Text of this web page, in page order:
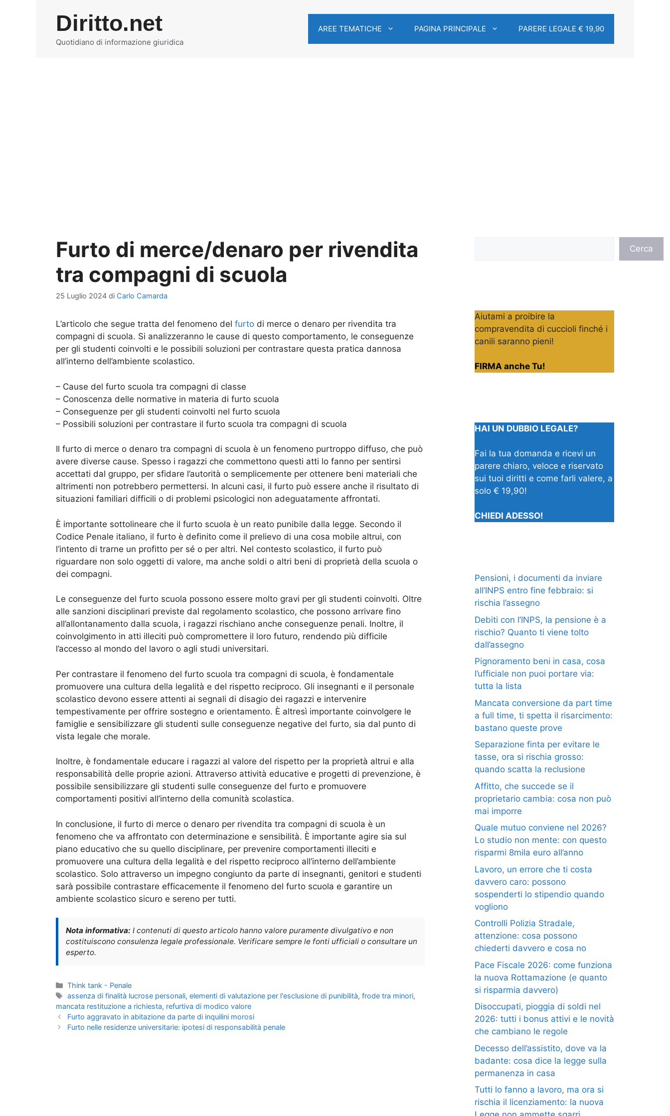
Diritto.net
Quotidiano di informazione giuridica
AREE TEMATICHE PAGINA PRINCIPALE PARERE LEGALE € 19,90
Furto di merce/denaro per rivendita
tra compagni di scuola
25 Luglio 2024 di Carlo Camarda
L’articolo che segue tratta del fenomeno del furto di merce o denaro per rivendita tra
compagni di scuola. Si analizzeranno le cause di questo comportamento, le conseguenze
per gli studenti coinvolti e le possibili soluzioni per contrastare questa pratica dannosa
all’interno dell’ambiente scolastico.
– Cause del furto scuola tra compagni di classe
– Conoscenza delle normative in materia di furto scuola
– Conseguenze per gli studenti coinvolti nel furto scuola
– Possibili soluzioni per contrastare il furto scuola tra compagni di scuola
Il furto di merce o denaro tra compagni di scuola è un fenomeno purtroppo diffuso, che può
avere diverse cause. Spesso i ragazzi che commettono questi atti lo fanno per sentirsi
accettati dal gruppo, per sfidare l’autorità o semplicemente per ottenere beni materiali che
altrimenti non potrebbero permettersi. In alcuni casi, il furto può essere anche il risultato di
situazioni familiari difficili o di problemi psicologici non adeguatamente affrontati.
È importante sottolineare che il furto scuola è un reato punibile dalla legge. Secondo il
Codice Penale italiano, il furto è definito come il prelievo di una cosa mobile altrui, con
l’intento di trarne un profitto per sé o per altri. Nel contesto scolastico, il furto può
riguardare non solo oggetti di valore, ma anche soldi o altri beni di proprietà della scuola o
dei compagni.
Le conseguenze del furto scuola possono essere molto gravi per gli studenti coinvolti. Oltre
alle sanzioni disciplinari previste dal regolamento scolastico, che possono arrivare fino
all’allontanamento dalla scuola, i ragazzi rischiano anche conseguenze penali. Inoltre, il
coinvolgimento in atti illeciti può compromettere il loro futuro, rendendo più difficile
l’accesso al mondo del lavoro o agli studi universitari.
Per contrastare il fenomeno del furto scuola tra compagni di scuola, è fondamentale
promuovere una cultura della legalità e del rispetto reciproco. Gli insegnanti e il personale
scolastico devono essere attenti ai segnali di disagio dei ragazzi e intervenire
tempestivamente per offrire sostegno e orientamento. È altresì importante coinvolgere le
famiglie e sensibilizzare gli studenti sulle conseguenze negative del furto, sia dal punto di
vista legale che morale.
Inoltre, è fondamentale educare i ragazzi al valore del rispetto per la proprietà altrui e alla
responsabilità delle proprie azioni. Attraverso attività educative e progetti di prevenzione, è
possibile sensibilizzare gli studenti sulle conseguenze del furto e promuovere
comportamenti positivi all’interno della comunità scolastica.
In conclusione, il furto di merce o denaro per rivendita tra compagni di scuola è un
fenomeno che va affrontato con determinazione e sensibilità. È importante agire sia sul
piano educativo che su quello disciplinare, per prevenire comportamenti illeciti e
promuovere una cultura della legalità e del rispetto reciproco all’interno dell’ambiente
scolastico. Solo attraverso un impegno congiunto da parte di insegnanti, genitori e studenti
sarà possibile contrastare efficacemente il fenomeno del furto scuola e garantire un
ambiente scolastico sicuro e sereno per tutti.
Nota informativa: I contenuti di questo articolo hanno valore puramente divulgativo e non
costituiscono consulenza legale professionale. Verificare sempre le fonti ufficiali o consultare un
esperto.
Categorie
Think tank - Penale
Tag
assenza di finalità lucrose personali,elementi di valutazione per l'esclusione di punibilità,frode tra minori,
mancata restituzione a richiesta, refurtiva di modico valore
Furto aggravato in abitazione da parte di inquilini morosi
Furto nelle residenze universitarie: ipotesi di responsabilità penale
Cerca
Aiutami a proibire la
compravendita di cuccioli finché i
canili saranno pieni!
FIRMA anche Tu!
HAI UN DUBBIO LEGALE?
Fai la tua domanda e ricevi un
parere chiaro, veloce e riservato
sui tuoi diritti e come farli valere, a
solo € 19,90!
CHIEDI ADESSO!
Pensioni, i documenti da inviare
all’INPS entro fine febbraio: si
rischia l’assegno
Debiti con l’INPS, la pensione è a
rischio? Quanto ti viene tolto
dall’assegno
Pignoramento beni in casa, cosa
l’ufficiale non puoi portare via:
tutta la lista
Mancata conversione da part time
a full time, ti spetta il risarcimento:
bastano queste prove
Separazione finta per evitare le
tasse, ora si rischia grosso:
quando scatta la reclusione
Affitto, che succede se il
proprietario cambia: cosa non può
mai imporre
Quale mutuo conviene nel 2026?
Lo studio non mente: con questo
risparmi 8mila euro all’anno
Lavoro, un errore che ti costa
davvero caro: possono
sospenderti lo stipendio quando
vogliono
Controlli Polizia Stradale,
attenzione: cosa possono
chiederti davvero e cosa no
Pace Fiscale 2026: come funziona
la nuova Rottamazione (e quanto
si risparmia davvero)
Disoccupati, pioggia di soldi nel
2026: tutti i bonus attivi e le novità
che cambiano le regole
Decesso dell’assistito, dove va la
badante: cosa dice la legge sulla
permanenza in casa
Tutti lo fanno a lavoro, ma ora si
rischia il licenziamento: la nuova